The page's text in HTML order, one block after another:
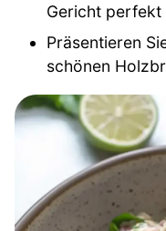
Gericht perfekt
Präsentieren
schönen